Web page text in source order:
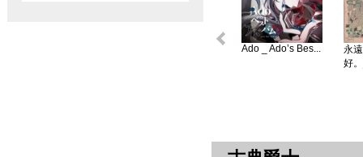
Ado _ Ado’s Bes...
永
好